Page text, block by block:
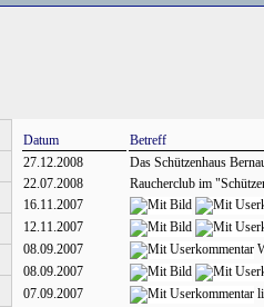
Datum
Betreff
27.12.2008
Das Schützenhaus
22.07.2008
Raucherclub im
16.11.2007
12.11.2007
08.09.2007
08.09.2007
07.09.2007